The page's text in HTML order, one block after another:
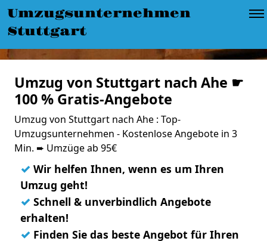
Umzugsunternehmen
Stuttgart
Umzug von Stuttgart nach Ahe ☛
100 % Gratis-Angebote
Umzug von Stuttgart nach Ahe : Top-
Umzugsunternehmen - Kostenlose Angebote in 3
Min. ➨ Umzüge ab 95€
✓ Wir helfen Ihnen, wenn es um Ihren
Umzug geht!
✓ Schnell & unverbindlich Angebote
erhalten!
✓ Finden Sie das beste Angebot für Ihren